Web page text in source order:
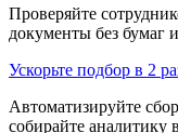
Проверяйте
документы без бумаг
Ускорьте подбор в 2
Автоматизируйте
собирайте аналитику